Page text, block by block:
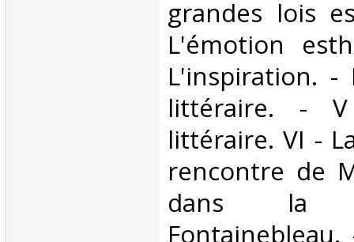
grandes lois
L'émotion
L'inspiration.
littéraire. -
littéraire. VI -
rencontre de
dans la